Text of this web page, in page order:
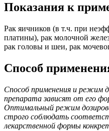
Показания к
Рак яичников (в т.ч. при
платины), рак молочной
рак головы и шеи, рак
Способ
Способ применения и режим
препарата зависят от его
Оптимальный режим
строго соблюдать
лекарственной формы